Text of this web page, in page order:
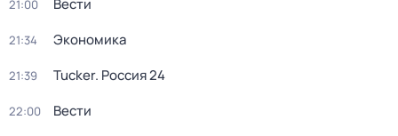
21:00 Вести
21:34 Экономика
21:39 Tucker. Россия 24
22:00 Вести